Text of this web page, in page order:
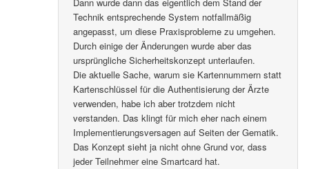
Technik entsprechende System notfallmäßig
angepasst, um diese Praxisprobleme zu umgehen.
Durch einige der Änderungen wurde aber das
ursprüngliche Sicherheitskonzept unterlaufen.
Die aktuelle Sache, warum sie Kartennummern statt
Kartenschlüssel für die Authentisierung der Ärzte
verwenden, habe ich aber trotzdem nicht
verstanden. Das klingt für mich eher nach einem
Implementierungsversagen auf Seiten der Gematik.
Das Konzept sieht ja nicht ohne Grund vor, dass
jeder Teilnehmer eine Smartcard hat.